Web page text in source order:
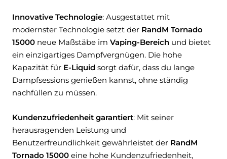
Innovative Technologie: Ausgestattet mit
modernster Technologie setzt der RandM Tornado
15000 neue Maßstäbe im Vaping-Bereich und bietet
ein einzigartiges Dampfvergnügen. Die hohe
Kapazität für E-Liquid sorgt dafür, dass du lange
Dampfsessions genießen kannst, ohne ständig
nachfüllen zu müssen.
Kundenzufriedenheit garantiert: Mit seiner
herausragenden Leistung und
Benutzerfreundlichkeit gewährleistet der RandM
Tornado 15000 eine hohe Kundenzufriedenheit,